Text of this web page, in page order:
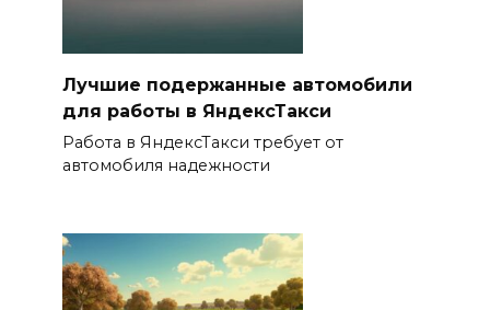
Лучшие подержанные автомобили
для работы в ЯндексТакси
Работа в ЯндексТакси требует от
автомобиля надежности